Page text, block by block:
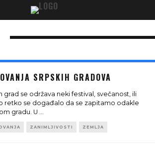
SRPSKIH GRADOVA
se održava neki festival, svečanost, ili
retko se događalo da se zapitamo odakle
gradu. U ...
ZANIMLJIVOSTI ZEMLJA